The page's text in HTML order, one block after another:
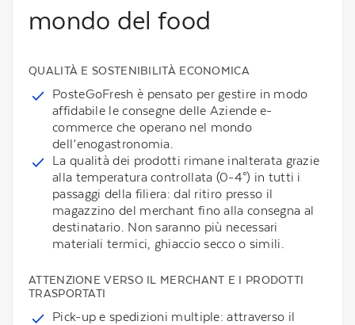
mondo del food
QUALITÀ E SOSTENIBILITÀ ECONOMICA
PosteGoFresh è pensato per gestire in modo
affidabile le consegne delle Aziende e-
commerce che operano nel mondo
dell’enogastronomia.
La qualità dei prodotti rimane inalterata grazie
alla temperatura controllata (0-4°) in tutti i
passaggi della filiera: dal ritiro presso il
magazzino del merchant fino alla consegna al
destinatario. Non saranno più necessari
materiali termici, ghiaccio secco o simili.
ATTENZIONE VERSO IL MERCHANT E I PRODOTTI
TRASPORTATI
Pick-up e spedizioni multiple: attraverso il